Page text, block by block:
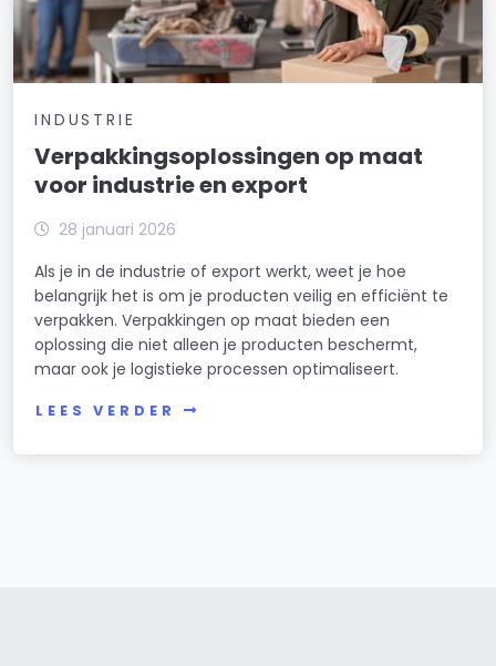
INDUSTRIE
Verpakkingsoplossingen op maat
voor industrie en export
28 januari 2026
Als je in de industrie of export werkt, weet je hoe
belangrijk het is om je producten veilig en efficiënt te
verpakken. Verpakkingen op maat bieden een
oplossing die niet alleen je producten beschermt,
maar ook je logistieke processen optimaliseert.
LEES VERDER